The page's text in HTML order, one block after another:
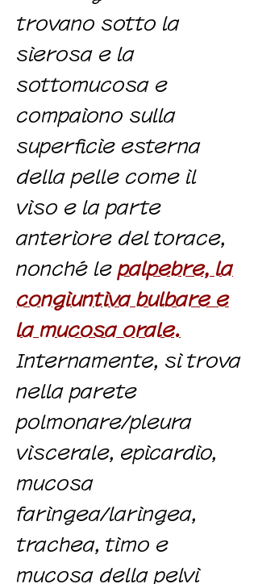
trovano sotto la
sierosa e la
sottomucosa e
compaiono sulla
superficie esterna
della pelle come il
viso e la parte
anteriore del torace,
nonché le palpebre, la
congiuntiva bulbare e
la mucosa orale.
Internamente, si trova
nella parete
polmonare/pleura
viscerale, epicardio,
mucosa
faringea/laringea,
trachea, timo e
mucosa della pelvi